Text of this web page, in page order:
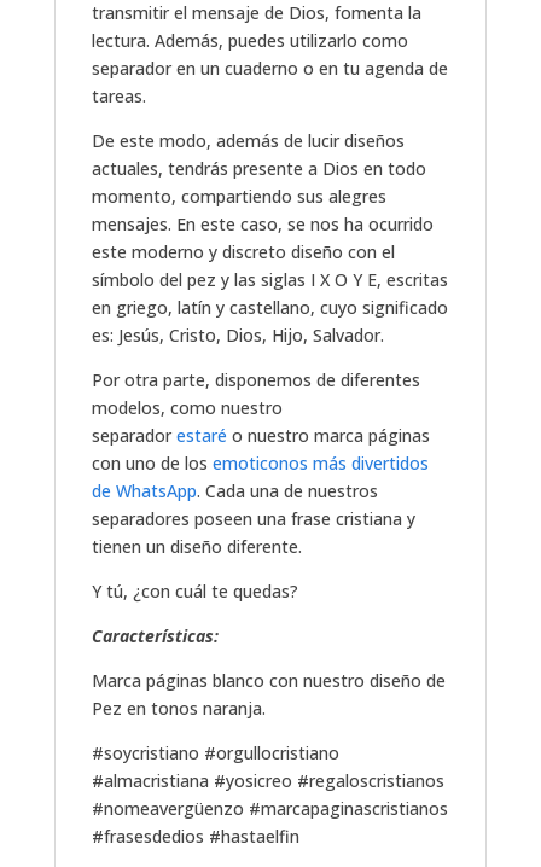
transmitir el mensaje de Dios, fomenta la
lectura. Además, puedes utilizarlo como
separador en un cuaderno o en tu agenda de
tareas.
De este modo, además de lucir diseños
actuales, tendrás presente a Dios en todo
momento, compartiendo sus alegres
mensajes. En este caso, se nos ha ocurrido
este moderno y discreto diseño con el
símbolo del pez y las siglas I X O Y E, escritas
en griego, latín y castellano, cuyo significado
es: Jesús, Cristo, Dios, Hijo, Salvador.
Por otra parte, disponemos de diferentes
modelos, como nuestro
separadorestaré o nuestro marca páginas
con uno de los emoticonos más divertidos
de WhatsApp. Cada una de nuestros
separadores poseen una frase cristiana y
tienen un diseño diferente.
Y tú, ¿con cuál te quedas?
Características:
Marca páginas blanco con nuestro diseño de
Pez en tonos naranja.
#soycristiano #orgullocristiano
#almacristiana #yosicreo #regaloscristianos
#nomeavergüenzo #marcapaginascristianos
#frasesdedios #hastaelfin